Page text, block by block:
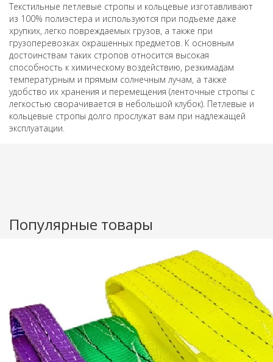
Текстильные петлевые стропы и кольцевые изготавливают
из 100% полиэстера и используются при подъеме даже
хрупких, легко повреждаемых грузов, а также при
грузоперевозках окрашенных предметов. К основным
достоинствам таких стропов относится высокая
способность к химическому воздействию, резкимадам
температурным и прямым солнечным лучам, а также
удобство их хранения и перемещения (ленточные стропы с
легкостью сворачивается в небольшой клубок). Петлевые и
кольцевые стропы долго прослужат вам при надлежащей
эксплуатации.
Популярные товары